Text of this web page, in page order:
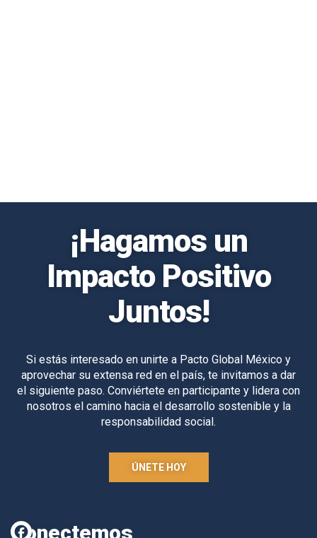
¡Hagamos un
Impacto Positivo
Juntos!
Si estás interesado en unirte a Pacto Global México y
aprovechar su extensa red en el país, te invitamos a dar
el siguiente paso. Conviértete en participante y lidera con
nosotros el camino hacia el desarrollo sostenible y la
responsabilidad social.
ÚNETE HOY
Conectemos